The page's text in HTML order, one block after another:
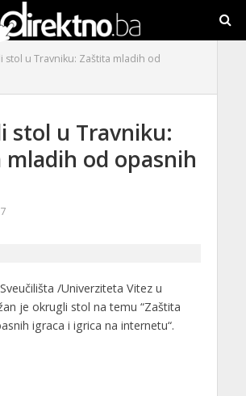
stol u Travniku: Zaštita mladih od
stol u Travniku:
mladih od opasnih
/Univerziteta Vitez u
je okrugli stol na temu “Zaštita
igraca i igrica na internetu“.